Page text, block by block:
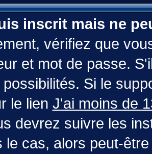
inscrit mais ne
vérifiez que
et mot de passe.
Si le
le lien J'ai moins de
devrez suivre les
le cas, alors peut-